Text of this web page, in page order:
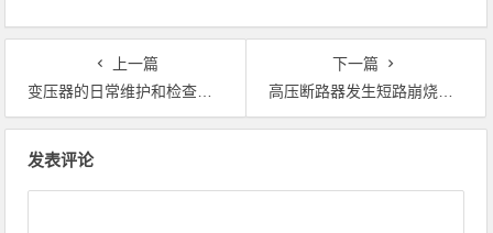
上一篇
变压器的日常维护和检查项目
下一篇
高压断路器发生短路崩烧事故的防范措施
发表评论